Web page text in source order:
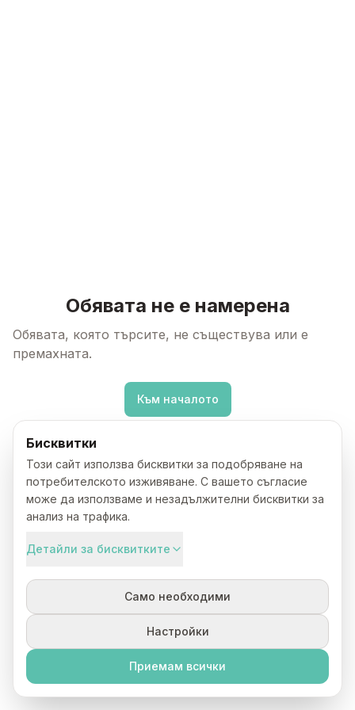
Обявата не е намерена
Обявата, която търсите, не съществува или е
премахната.
Към началото
Бисквитки
Този сайт използва бисквитки за подобряване на
потребителското изживяване. С вашето съгласие
може да използваме и незадължителни бисквитки за
анализ на трафика.
Детайли за бисквитките
Само необходими
Настройки
Приемам всички